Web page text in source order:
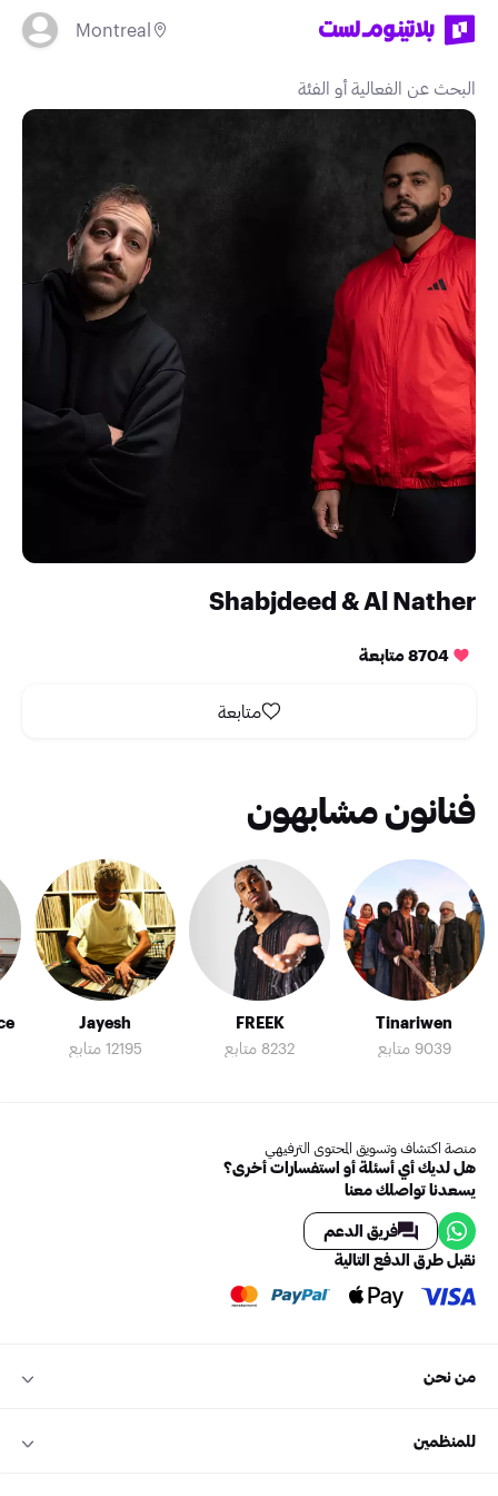
Montreal
Shabjdeed & Al Nather
متابعة
فنانون مشابهون
Tinariwen
9039 متابع
FREEK
8232 متابع
Jayesh
12195 متابع
منصة اكتشاف وتسويق المحتوى الترفيهي
هل لديك أي أسئلة أو استفسارات أخرى؟
يسعدنا تواصلك معنا
فريق الدعم
نقبل طرق الدفع التالية
من نحن
للمنظمين